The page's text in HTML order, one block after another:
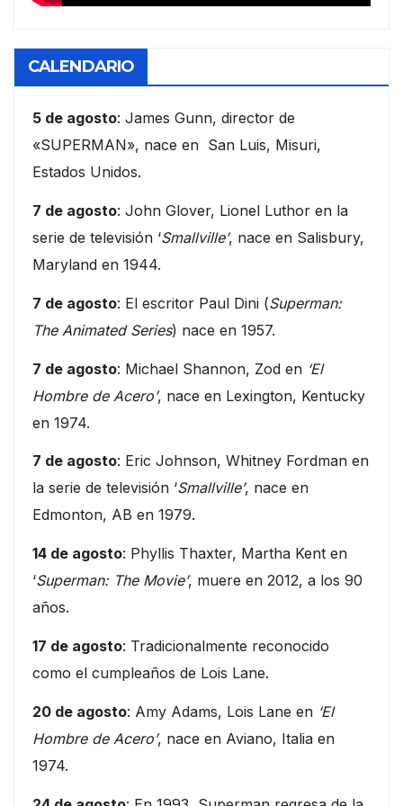
CALENDARIO
5 de agosto: James Gunn, director de
«SUPERMAN», nace en San Luis, Misuri,
Estados Unidos.
7 de agosto: John Glover, Lionel Luthor en la
serie de televisión ‘Smallville’, nace en Salisbury,
Maryland en 1944.
7 de agosto: El escritor Paul Dini (Superman:
The Animated Series) nace en 1957.
7 de agosto: Michael Shannon, Zod en ‘El
Hombre de Acero’, nace en Lexington, Kentucky
en 1974.
7 de agosto: Eric Johnson, Whitney Fordman en
la serie de televisión ‘Smallville’, nace en
Edmonton, AB en 1979.
14 de agosto: Phyllis Thaxter, Martha Kent en
‘Superman: The Movie’, muere en 2012, a los 90
años.
17 de agosto: Tradicionalmente reconocido
como el cumpleaños de Lois Lane.
20 de agosto: Amy Adams, Lois Lane en ‘El
Hombre de Acero’, nace en Aviano, Italia en
1974.